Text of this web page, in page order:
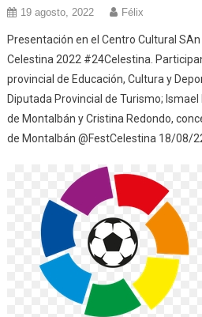
19 agosto, 2022 Félix
Presentación en el Centro Cultural
Celestina 2022 #24Celestina.
provincial de Educación, Cultura y
Diputada Provincial de Turismo;
de Montalbán y Cristina Redondo,
de Montalbán @FestCelestina 18/08/